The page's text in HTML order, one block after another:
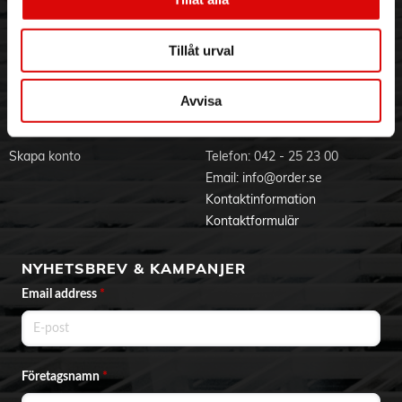
Tillåt urval
Avvisa
Visselblåsning
Varumärken
Godsefterlysning & Felleverans
Om cookies
BLI KUND
Skapa konto
KONTAKTA OSS
Telefon: 042 - 25 23 00
Email: info@order.se
Kontaktinformation
Kontaktformulär
NYHETSBREV & KAMPANJER
Email address *
Företagsnamn*